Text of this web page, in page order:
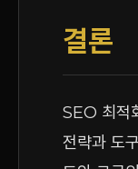
결론
SEO 최적
전략과 도